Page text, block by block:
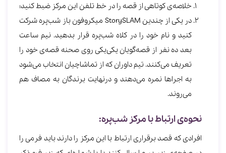
خلاصه‌ی کوتاهی از قصه را در خط تلفن این مرکز ضبط کنید؛
در یکی از چندین StorySLAM میکروفون باز شب‌پره شرکت
کنید و نام خود را در کلاه شب‌پره قرار بدهید. نیم ساعت
بعد ده نفر از قصه‌گویان یکی‌یکی روی صحنه قصه‌ی خود را
تعریف می‌کنند. تیم داوران که از تماشاچیان انتخاب می‌شود
به اجراها نمره می‌دهند و درنهایت برندگان به مصاف هم
می‌روند.
نحوه‌ی ارتباط با مرکز شب‌پره:
افرادی که قصد برقراری ارتباط با این مرکز را دارند باید فرمی را